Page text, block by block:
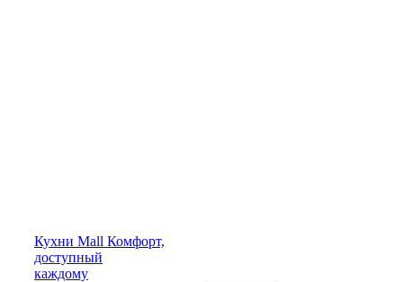
Кухни Mall Комфорт,
доступный
каждому